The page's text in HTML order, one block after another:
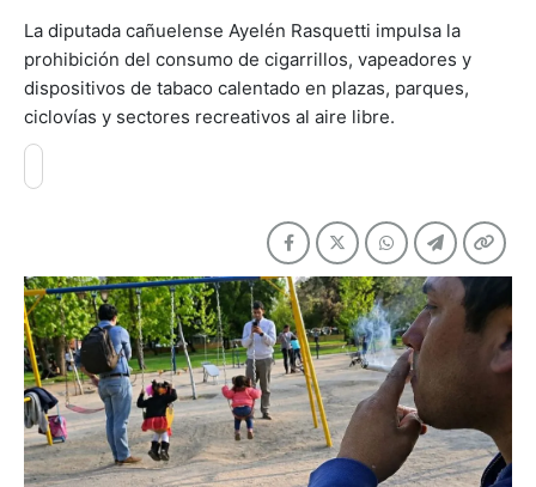
La diputada cañuelense Ayelén Rasquetti impulsa la
prohibición del consumo de cigarrillos, vapeadores y
dispositivos de tabaco calentado en plazas, parques,
ciclovías y sectores recreativos al aire libre.